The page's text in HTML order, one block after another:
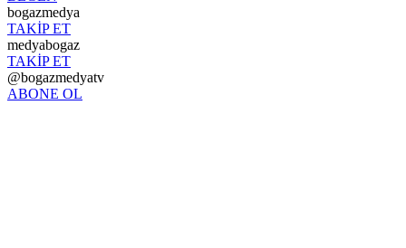
bogazmedya
TAKİP ET
medyabogaz
TAKİP ET
@bogazmedyatv
ABONE OL